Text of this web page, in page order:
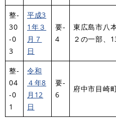
整-
30
-0
3
平成3
1年３
月７
日
要-
4
東広島市八
２の一部、
整-
04
-0
1
令和
４年8
月12
日
要-
6
府中市目崎